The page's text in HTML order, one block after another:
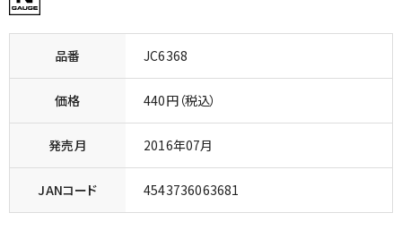
品番 JC6368
価格 440円（税込）
発売月 2016年07月
JANコード 4543736063681